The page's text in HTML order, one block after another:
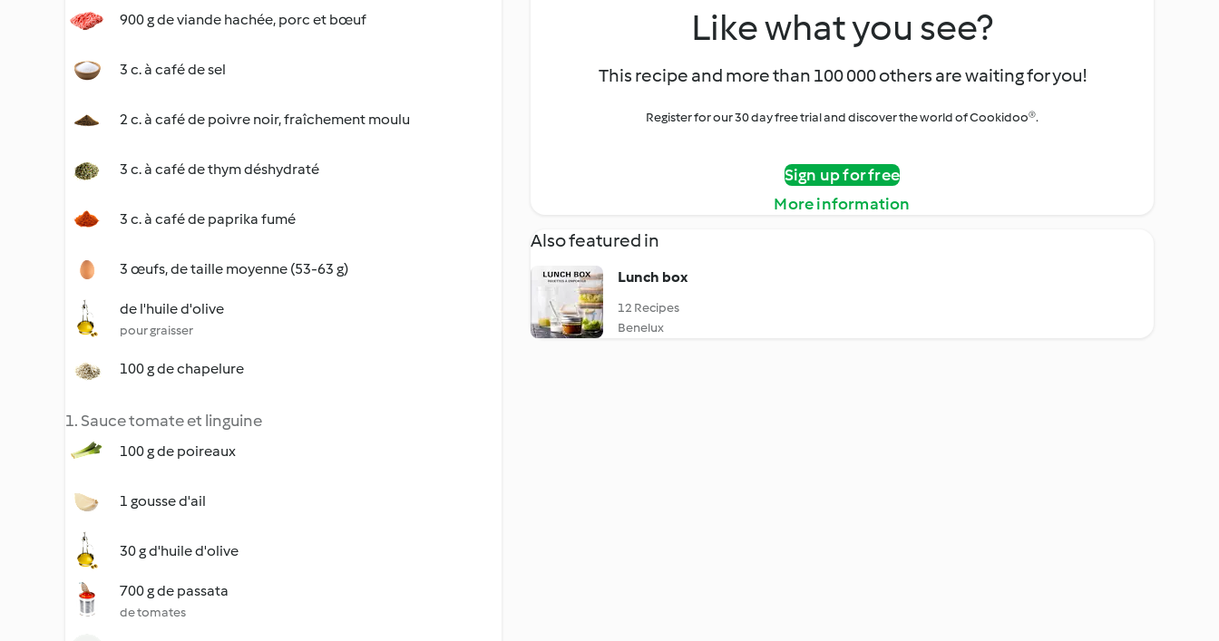
900 g de viande hachée, porc et bœuf
3 c. à café de sel
2 c. à café de poivre noir, fraîchement moulu
3 c. à café de thym déshydraté
3 c. à café de paprika fumé
3 œufs, de taille moyenne (53-63 g)
de l'huile d'olive
pour graisser
100 g de chapelure
1. Sauce tomate et linguine
100 g de poireaux
1 gousse d'ail
30 g d'huile d'olive
700 g de passata
de tomates
Like what you see?
This recipe and more than 100 000 others are waiting for you!
Register for our 30 day free trial and discover the world of Cookidoo®.
Sign up for free
More information
Also featured in
Lunch box
12 Recipes
Benelux